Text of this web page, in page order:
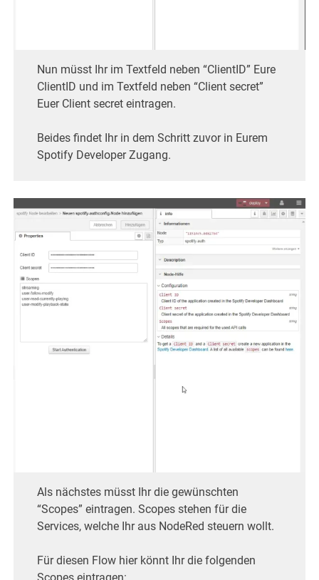
Nun müsst Ihr im Textfeld neben “ClientID” Eure
ClientID und im Textfeld neben “Client secret”
Euer Client secret eintragen.
Beides findet Ihr in dem Schritt zuvor in Eurem
Spotify Developer Zugang.
Als nächstes müsst Ihr die gewünschten
“Scopes” eintragen. Scopes stehen für die
Services, welche Ihr aus NodeRed steuern wollt.
Für diesen Flow hier könnt Ihr die folgenden